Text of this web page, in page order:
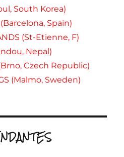
South Korea)
Spain)
(St-Etienne, F)
Nepal)
Czech Republic)
(Malmo, Sweden)